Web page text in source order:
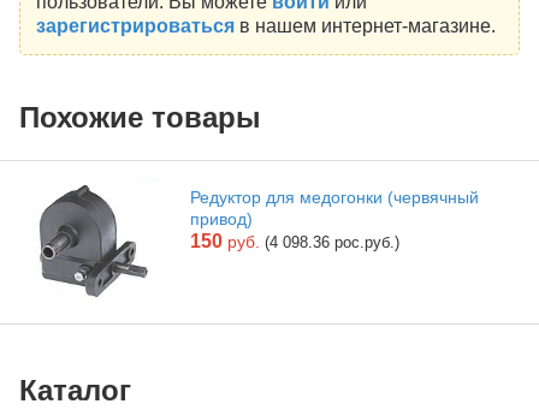
зарегистрироватьсяв нашем интернет-магазине.
Похожие товары
Редуктор для медогонки (червячный
привод)
150 руб. (4 098.36 рос.руб.)
Каталог